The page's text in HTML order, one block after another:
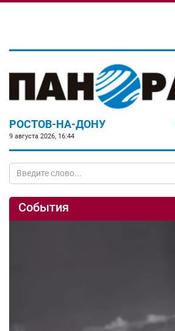
РОСТОВ-НА-ДОНУ
9 августа 2026, 16:44
События